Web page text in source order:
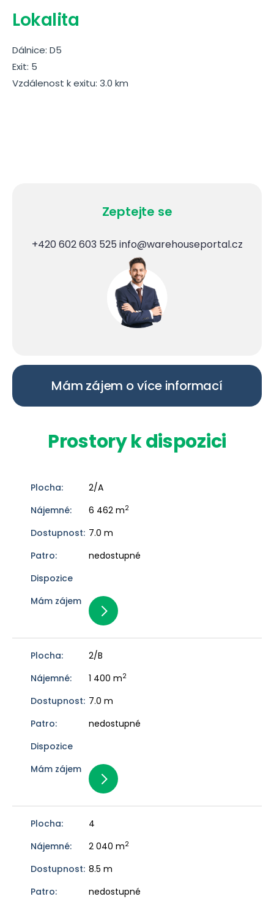
Lokalita
Dálnice: D5
Exit: 5
Vzdálenost k exitu: 3.0 km
Zeptejte se
+420 602 603 525 info@warehouseportal.cz
Mám zájem o více informací
Prostory k dispozici
2/A
6 462 m2
7.0 m
nedostupné
2/B
1 400 m2
7.0 m
nedostupné
4
2 040 m2
8.5 m
nedostupné